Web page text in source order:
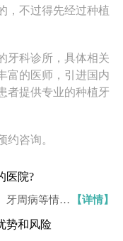
，不过得先经过种植
牙科诊所，具体相关
富的医师，引进国内
者提供专业的种植牙
约咨询。
医院?
牙周病等情
【详情】
势和风险